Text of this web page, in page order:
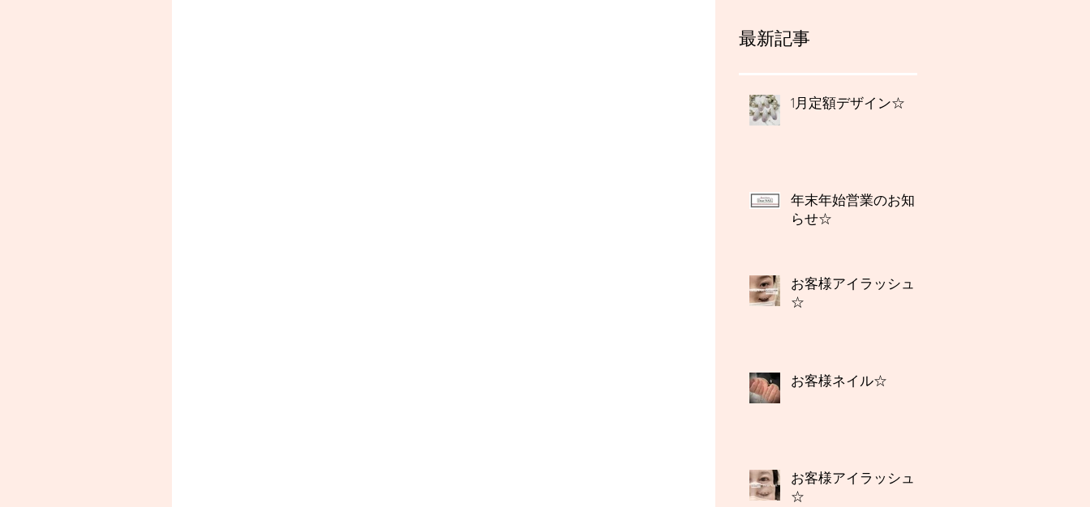
最新記事
1月定額デザイン☆
年末年始営業のお知
らせ☆
お客様アイラッシュ
☆
お客様ネイル☆
お客様アイラッシュ
☆